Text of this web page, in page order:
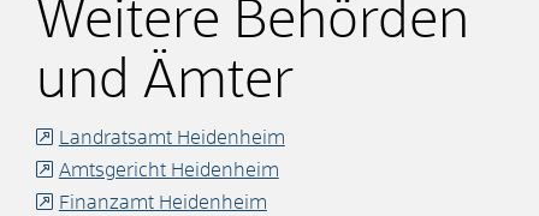
Weitere Behörden
und Ämter
Landratsamt Heidenheim
Amtsgericht Heidenheim
Finanzamt Heidenheim